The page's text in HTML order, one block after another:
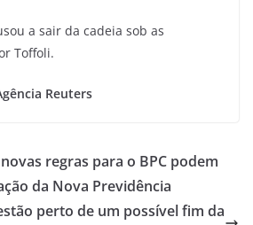
a sair da cadeia sob as
Toffoli.
Reuters
regras para o BPC podem
da Nova Previdência
perto de um possível fim da